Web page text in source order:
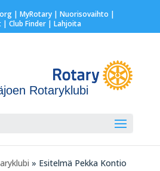
| MyRotary | Nuorisovaihto |
| Club Finder| Lahjoita
Rotaryklubi
» Esitelmä Pekka Kontio